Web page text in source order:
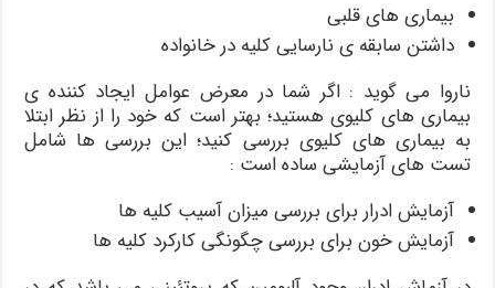
بیماری های قلبی
داشتن سابقه ی نارسایی کلیه در خانواده
ناروا می گوید : اگر شما در معرض عوامل ایجاد کننده ی
بیماری های کلیوی هستید؛ بهتر است که خود را از نظر ابتلا
به بیماری های کلیوی بررسی کنید؛ این بررسی ها شامل
تست های آزمایشی ساده است :
آزمایش ادرار برای بررسی میزان آسیب کلیه ها
آزمایش خون برای بررسی چگونگی کارکرد کلیه ها